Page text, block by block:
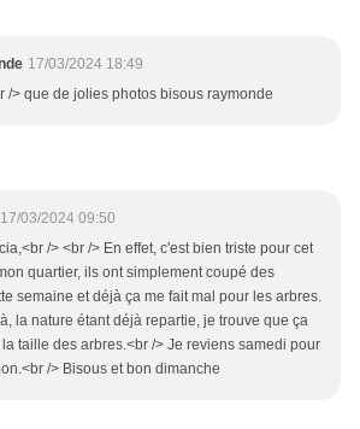
17/03/2024 18:49
/> que de jolies photos bisous raymonde
17/03/2024 09:50
/> <br /> En effet, c'est bien triste pour cet
quartier, ils ont simplement coupé des
semaine et déjà ça me fait mal pour les arbres.
la nature étant déjà repartie, je trouve que ça
taille des arbres.<br /> Je reviens samedi pour
/> Bisous et bon dimanche